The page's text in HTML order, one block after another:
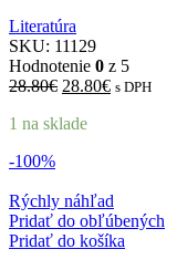
Literatúra
SKU: 11129
Hodnotenie 0 z 5
28.80€ 28.80€ s DPH
1 na sklade
-100%
Rýchly náhľad
Pridať do obľúbených
Pridať do košíka